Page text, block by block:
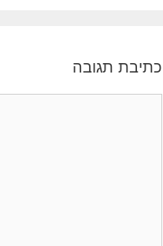
כתיבת תגובה